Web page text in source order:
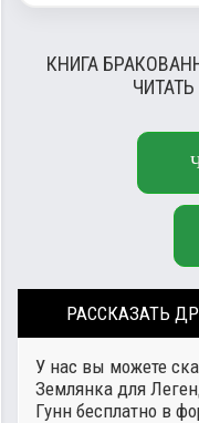
КНИГА
РАССКАЗАТЬ
У нас вы можете
Землянка для
Гунн бесплатно в